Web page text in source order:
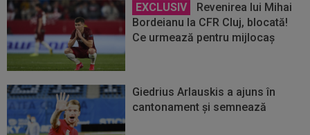
EXCLUSIV
Revenirea lui Mihai
Bordeianu la CFR Cluj, blocată!
Ce urmează pentru mijlocaș
Giedrius Arlauskis a ajuns în
cantonament și semnează